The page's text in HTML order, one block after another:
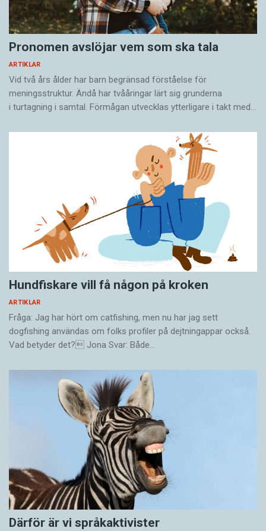
Pronomen avslöjar vem som ska tala
ARTIKLAR
Vid två års ålder har barn begränsad förståelse för
meningsstruktur. Ändå har tvååringar lärt sig grunderna
i turtagning i samtal. Förmågan utvecklas ytterligare i takt med…
Hundfiskare vill få någon på kroken
ARTIKLAR
Fråga: Jag har hört om catfishing, men nu har jag sett
dogfishing användas om folks profiler på dejtningappar också.
Vad betyder det? Jona Svar: Både…
Därför är vi språkaktivister